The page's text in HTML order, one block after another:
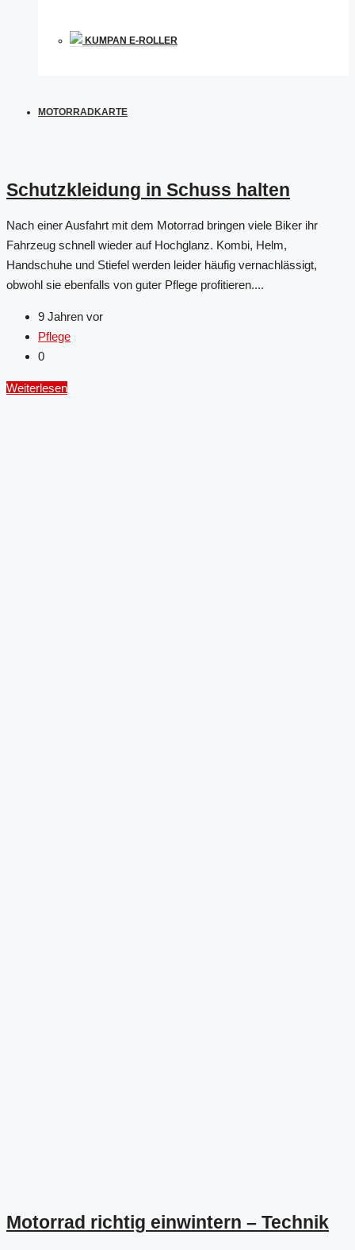
KUMPAN E-ROLLER
MOTORRADKARTE
Schutzkleidung in Schuss halten
Nach einer Ausfahrt mit dem Motorrad bringen viele Biker ihr
Fahrzeug schnell wieder auf Hochglanz. Kombi, Helm,
Handschuhe und Stiefel werden leider häufig vernachlässigt,
obwohl sie ebenfalls von guter Pflege profitieren....
9 Jahren vor
Pflege
0
Weiterlesen
Motorrad richtig einwintern – Technik